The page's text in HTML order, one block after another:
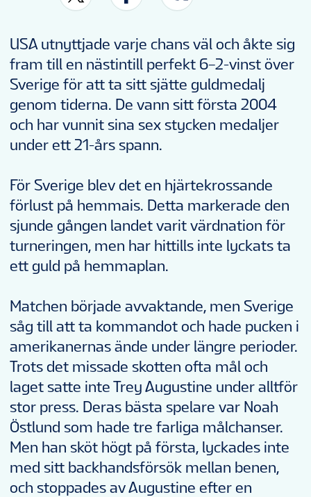
TURNERINGSINFORMATION
SV
USA utnyttjade varje chans väl och åkte sig
fram till en nästintill perfekt 6–2-vinst över
Sverige för att ta sitt sjätte guldmedalj
genom tiderna. De vann sitt första 2004
och har vunnit sina sex stycken medaljer
under ett 21-års spann.
För Sverige blev det en hjärtekrossande
förlust på hemmais. Detta markerade den
sjunde gången landet varit värdnation för
turneringen, men har hittills inte lyckats ta
ett guld på hemmaplan.
Matchen började avvaktande, men Sverige
såg till att ta kommandot och hade pucken i
amerikanernas ände under längre perioder.
Trots det missade skotten ofta mål och
laget satte inte Trey Augustine under alltför
stor press. Deras bästa spelare var Noah
Östlund som hade tre farliga målchanser.
Men han sköt högt på första, lyckades inte
med sitt backhandsförsök mellan benen,
och stoppades av Augustine efter en